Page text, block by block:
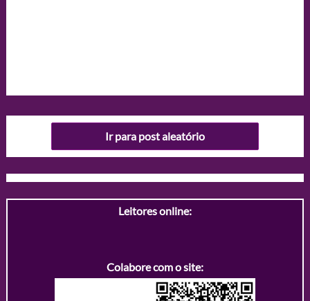
Ir para post aleatório
Leitores online:
Colabore com o site: